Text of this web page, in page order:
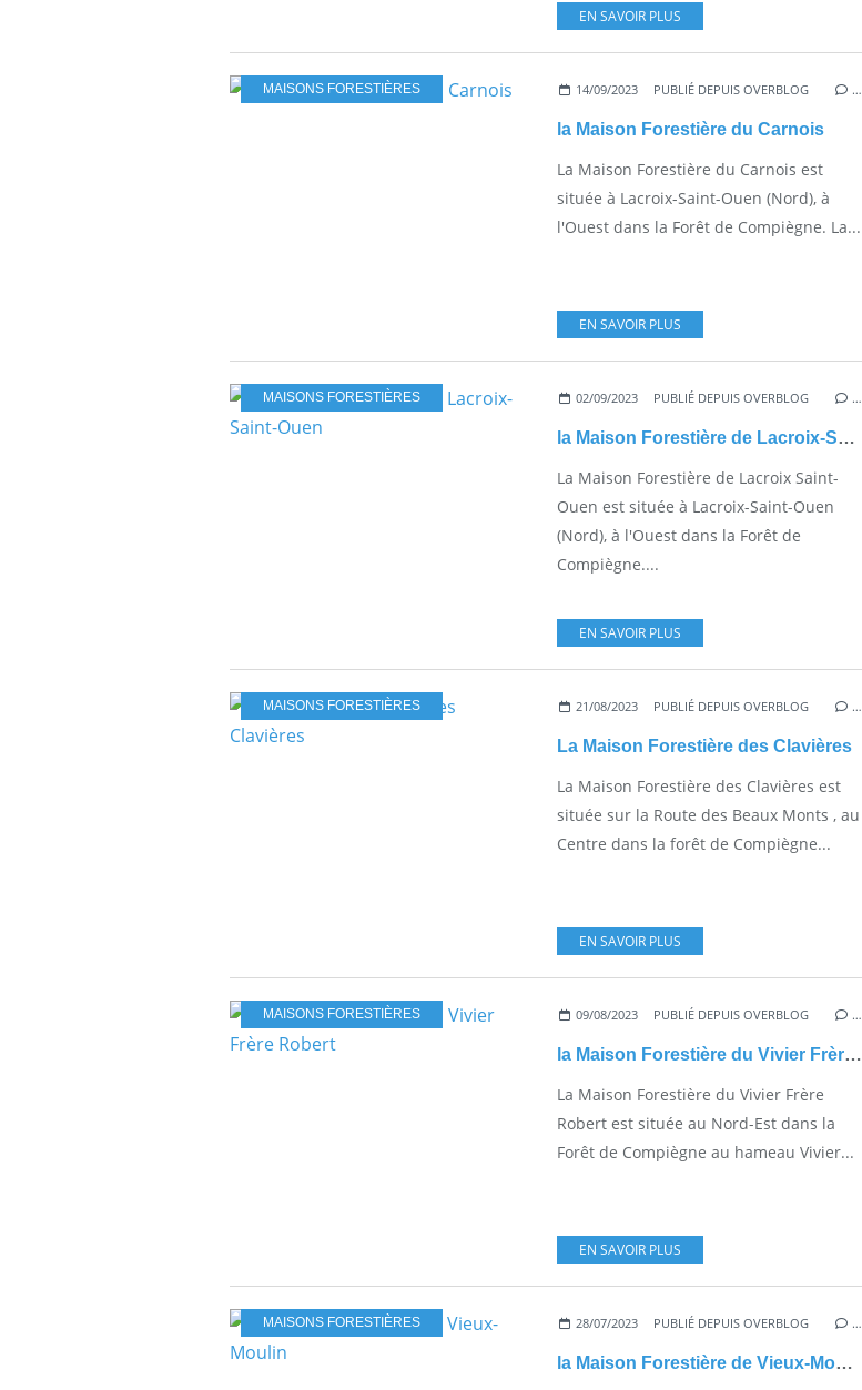
EN SAVOIR PLUS
MAISONS FORESTIÈRES 14/09/2023 PUBLIÉ DEPUIS OVERBLOG …
la Maison Forestière du Carnois
La Maison Forestière du Carnois est
située à Lacroix-Saint-Ouen (Nord), à
l'Ouest dans la Forêt de Compiègne. La...
EN SAVOIR PLUS
MAISONS FORESTIÈRES 02/09/2023 PUBLIÉ DEPUIS OVERBLOG …
la Maison Forestière de Lacroix-Saint-Ouen
La Maison Forestière de Lacroix Saint-
Ouen est située à Lacroix-Saint-Ouen
(Nord), à l'Ouest dans la Forêt de
Compiègne....
EN SAVOIR PLUS
MAISONS FORESTIÈRES 21/08/2023 PUBLIÉ DEPUIS OVERBLOG …
La Maison Forestière des Clavières
La Maison Forestière des Clavières est
située sur la Route des Beaux Monts , au
Centre dans la forêt de Compiègne...
EN SAVOIR PLUS
MAISONS FORESTIÈRES 09/08/2023 PUBLIÉ DEPUIS OVERBLOG …
la Maison Forestière du Vivier Frère Robert
La Maison Forestière du Vivier Frère
Robert est située au Nord-Est dans la
Forêt de Compiègne au hameau Vivier...
EN SAVOIR PLUS
MAISONS FORESTIÈRES 28/07/2023 PUBLIÉ DEPUIS OVERBLOG …
la Maison Forestière de Vieux-Moulin